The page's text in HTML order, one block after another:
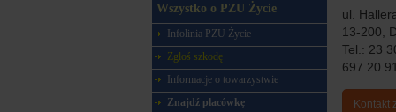
Wszystko o PZU Życie
Infolinia PZU Życie
Zgłoś szkodę
Informacje o towarzystwie
Znajdź placówkę
ul.
13-200,
Tel.: 23
697 20
Kontakt